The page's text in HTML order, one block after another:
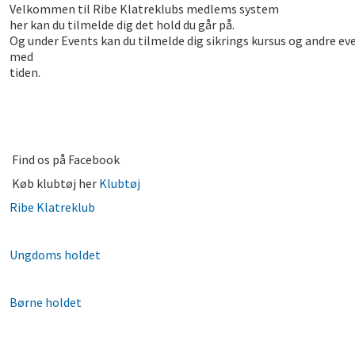
Velkommen til Ribe Klatreklubs medlems system
her kan du tilmelde dig det hold du går på.
Og under Events kan du tilmelde dig sikrings kursus og andre
med
Find os på Facebook
Køb klubtøj her Klubtøj
Ribe Klatreklub
Ungdoms holdet
Børne holdet